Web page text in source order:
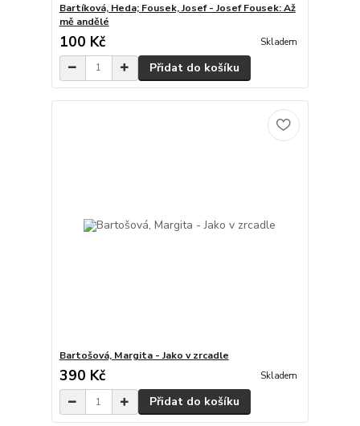
Bartíková, Heda; Fousek, Josef - Josef Fousek: Až
mě andělé
100 Kč Skladem
Přidat do košíku
Bartošová, Margita - Jako v zrcadle
390 Kč Skladem
Přidat do košíku